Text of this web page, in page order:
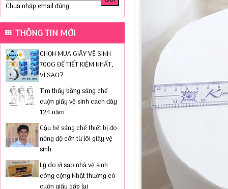
Chưa nhập email đúng
THÔNG TIN MỚI
CHỌN MUA GIẤY VỆ SINH
700G ĐỂ TIẾT KIỆM NHẤT,
VÌ SAO?
Tìm thấy bằng sáng chế
cuộn giấy vệ sinh cách đây
124 năm
Cậu bé sáng chế thiết bị đo
nồng độ cồn từ lõi giấy vệ
sinh
Lý do vì sao nhà vệ sinh
công cộng Nhật thường có
cuộn giấy gấp lại